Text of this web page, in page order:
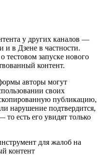
у других каналов —
и в Дзене в частности.
тестовом запуске нового
контент.
авторы могут
своих
публикацию,
нарушение подтвердится,
то есть его увидят только